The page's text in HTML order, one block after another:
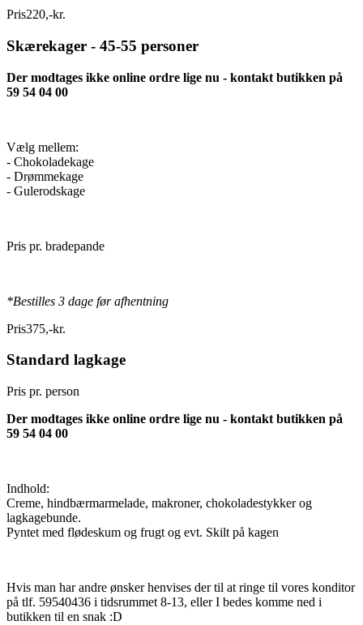
Pris220,-kr.
Skærekager - 45-55 personer
Der modtages ikke online ordre lige nu - kontakt butikken på
59 54 04 00
Vælg mellem:
- Chokoladekage
- Drømmekage
- Gulerodskage
Pris pr. bradepande
*Bestilles 3 dage før afhentning
Pris375,-kr.
Standard lagkage
Pris pr. person
Der modtages ikke online ordre lige nu - kontakt butikken på
59 54 04 00
Indhold:
Creme, hindbærmarmelade, makroner, chokoladestykker og
lagkagebunde.
Pyntet med flødeskum og frugt og evt. Skilt på kagen
Hvis man har andre ønsker henvises der til at ringe til vores konditor
på tlf. 59540436 i tidsrummet 8-13, eller I bedes komme ned i
butikken til en snak :D